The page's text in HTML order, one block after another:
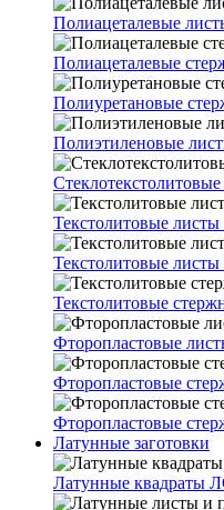
Полиацеталевые
Полиацеталевые
Полиуретановые
Полиэтиленовые
Текстолитовые
Текстолитовые
Текстолитовые
Фторопластовые
Фторопластовые
Фторопластовые
Латунные заготовки
Латунные квадраты